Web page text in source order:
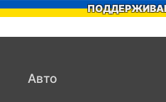
Авто